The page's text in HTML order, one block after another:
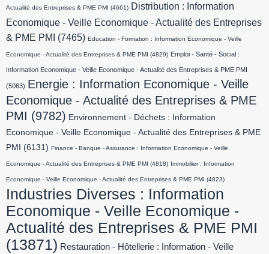
Actualité des Entreprises & PME PMI (4661) Distribution : Information
Economique - Veille Economique - Actualité des Entreprises
& PME PMI
(7465) Education - Formation : Information Economique - Veille
Economique - Actualité des Entreprises & PME PMI (4829) Emploi - Santé - Social :
Information Economique - Veille Economique - Actualité des Entreprises & PME PMI
(5063) Energie : Information Economique - Veille
Economique - Actualité des Entreprises & PME
PMI (9782) Environnement - Déchets : Information
Economique - Veille Economique - Actualité des Entreprises & PME
PMI
(6131) Finance - Banque - Assurance : Information Economique - Veille
Economique - Actualité des Entreprises & PME PMI (4818) Immobilier : Information
Economique - Veille Economique - Actualité des Entreprises & PME PMI (4823)
Industries Diverses : Information
Economique - Veille Economique -
Actualité des Entreprises & PME PMI
(13871) Restauration - Hôtellerie : Information - Veille